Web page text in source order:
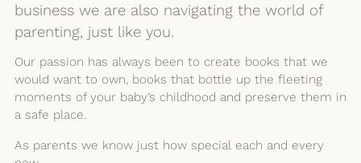
business we are also navigating the world of
parenting, just like you.
Our passion has always been to create books that we
would want to own, books that bottle up the fleeting
moments of your baby’s childhood and preserve them in
a safe place.
As parents we know just how special each and every